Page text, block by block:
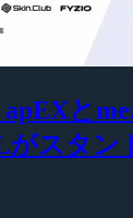
apEXと
がスタン